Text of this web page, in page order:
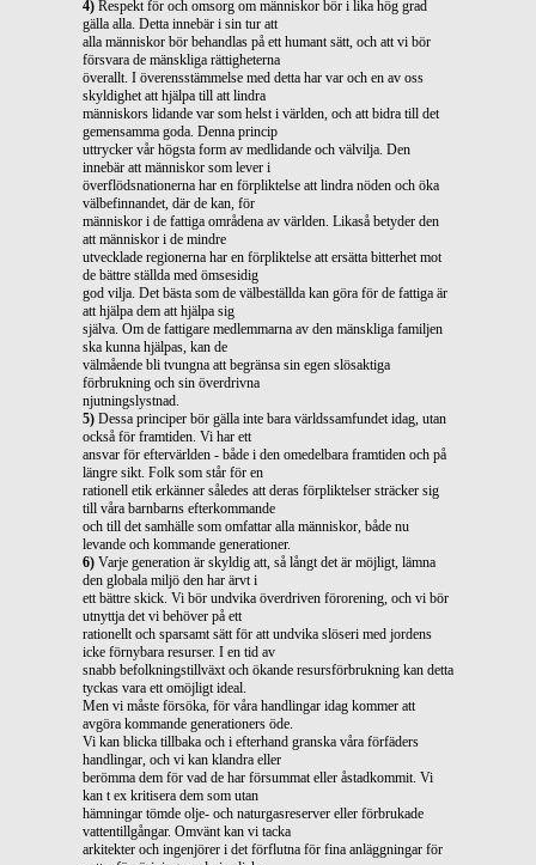
4) Respekt för och omsorg om människor bör i lika hög grad
gälla alla. Detta innebär i sin tur att
alla människor bör behandlas på ett humant sätt, och att vi bör
försvara de mänskliga rättigheterna
överallt. I överensstämmelse med detta har var och en av oss
skyldighet att hjälpa till att lindra
människors lidande var som helst i världen, och att bidra till det
gemensamma goda. Denna princip
uttrycker vår högsta form av medlidande och välvilja. Den
innebär att människor som lever i
överflödsnationerna har en förpliktelse att lindra nöden och öka
välbefinnandet, där de kan, för
människor i de fattiga områdena av världen. Likaså betyder den
att människor i de mindre
utvecklade regionerna har en förpliktelse att ersätta bitterhet mot
de bättre ställda med ömsesidig
god vilja. Det bästa som de välbeställda kan göra för de fattiga är
att hjälpa dem att hjälpa sig
själva. Om de fattigare medlemmarna av den mänskliga familjen
ska kunna hjälpas, kan de
välmående bli tvungna att begränsa sin egen slösaktiga
förbrukning och sin överdrivna
njutningslystnad.
5) Dessa principer bör gälla inte bara världssamfundet idag, utan
också för framtiden. Vi har ett
ansvar för eftervärlden - både i den omedelbara framtiden och på
längre sikt. Folk som står för en
rationell etik erkänner således att deras förpliktelser sträcker sig
till våra barnbarns efterkommande
och till det samhälle som omfattar alla människor, både nu
levande och kommande generationer.
6) Varje generation är skyldig att, så långt det är möjligt, lämna
den globala miljö den har ärvt i
ett bättre skick. Vi bör undvika överdriven förorening, och vi bör
utnyttja det vi behöver på ett
rationellt och sparsamt sätt för att undvika slöseri med jordens
icke förnybara resurser. I en tid av
snabb befolkningstillväxt och ökande resursförbrukning kan detta
tyckas vara ett omöjligt ideal.
Men vi måste försöka, för våra handlingar idag kommer att
avgöra kommande generationers öde.
Vi kan blicka tillbaka och i efterhand granska våra förfäders
handlingar, och vi kan klandra eller
berömma dem för vad de har försummat eller åstadkommit. Vi
kan t ex kritisera dem som utan
hämningar tömde olje- och naturgasreserver eller förbrukade
vattentillgångar. Omvänt kan vi tacka
arkitekter och ingenjörer i det förflutna för fina anläggningar för